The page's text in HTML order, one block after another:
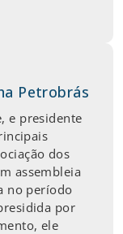
Petrobrás
e presidente
dos
assembleia
no período
por
ele